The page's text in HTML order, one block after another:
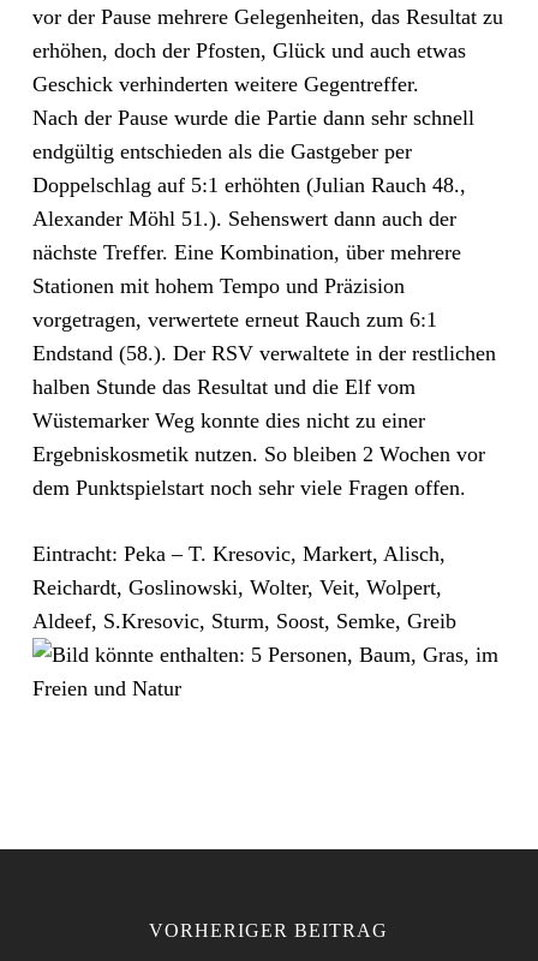
vor der Pause mehrere Gelegenheiten, das Resultat zu
erhöhen, doch der Pfosten, Glück und auch etwas
Geschick verhinderten weitere Gegentreffer.
Nach der Pause wurde die Partie dann sehr schnell
endgültig entschieden als die Gastgeber per
Doppelschlag auf 5:1 erhöhten (Julian Rauch 48.,
Alexander Möhl 51.). Sehenswert dann auch der
nächste Treffer. Eine Kombination, über mehrere
Stationen mit hohem Tempo und Präzision
vorgetragen, verwertete erneut Rauch zum 6:1
Endstand (58.). Der RSV verwaltete in der restlichen
halben Stunde das Resultat und die Elf vom
Wüstemarker Weg konnte dies nicht zu einer
Ergebniskosmetik nutzen. So bleiben 2 Wochen vor
dem Punktspielstart noch sehr viele Fragen offen.
Eintracht: Peka – T. Kresovic, Markert, Alisch,
Reichardt, Goslinowski, Wolter, Veit, Wolpert,
Aldeef, S.Kresovic, Sturm, Soost, Semke, Greib
VORHERIGER BEITRAG